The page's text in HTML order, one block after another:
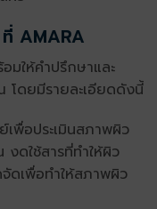
ที่ AMARA
ให้คำปรึกษาและ
ดยมีรายละเอียดดังนี้
พื่อประเมินสภาพผิว
งดใช้สารที่ทำให้ผิว
ดเพื่อทำให้สภาพผิว